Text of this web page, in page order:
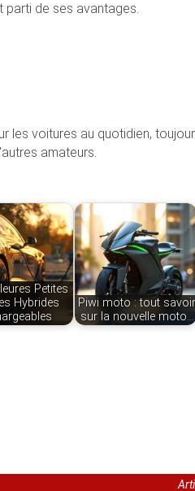
de ses avantages.
les voitures au quotidien,
amateurs.
Petites
Hybrides
Piwi moto : tout savoir
sur la nouvelle moto…